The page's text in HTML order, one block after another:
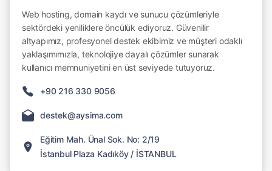
Web hosting, domain kaydı ve sunucu çözümleriyle
sektördeki yeniliklere öncülük ediyoruz. Güvenilir
altyapımız, profesyonel destek ekibimiz ve müşteri odaklı
yaklaşımımızla, teknolojiye dayalı çözümler sunarak
kullanıcı memnuniyetini en üst seviyede tutuyoruz.
+90 216 330 9056
destek@aysima.com
Eğitim Mah. Ünal Sok. No: 2/19
İstanbul Plaza Kadıköy / İSTANBUL